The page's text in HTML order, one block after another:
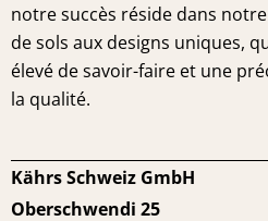
notre succès réside dans
de sols aux designs uniques,
élevé de savoir-faire et une
la qualité.
Kährs Schweiz GmbH
Oberschwendi 25